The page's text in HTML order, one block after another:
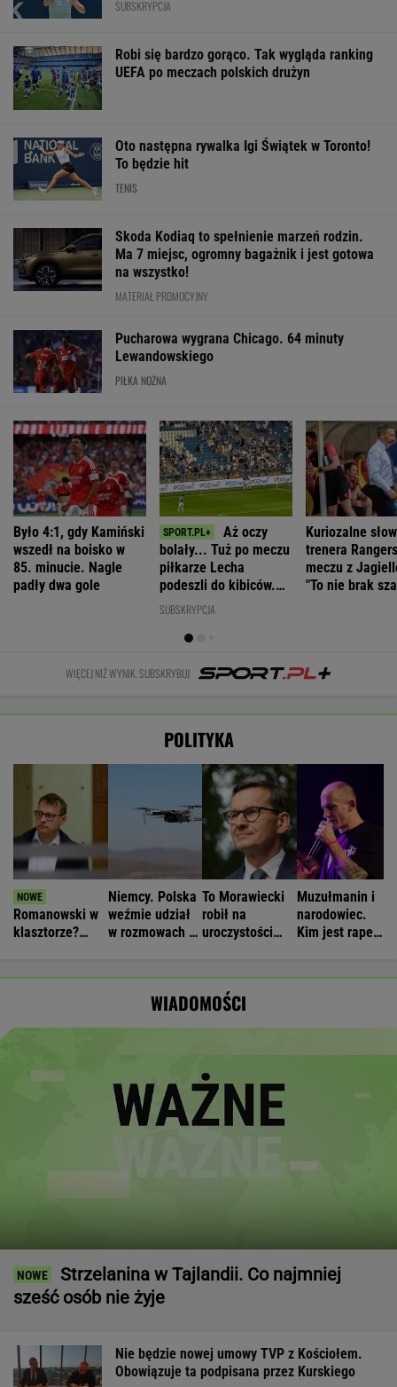
SUBSKRYPCJA
Robi się bardzo gorąco. Tak wygląda ranking
UEFA po meczach polskich drużyn
Oto następna rywalka Igi Świątek w Toronto!
To będzie hit
TENIS
Skoda Kodiaq to spełnienie marzeń rodzin.
Ma 7 miejsc, ogromny bagażnik i jest gotowa
na wszystko!
MATERIAŁ PROMOCYJNY
Pucharowa wygrana Chicago. 64 minuty
Lewandowskiego
PIŁKA NOŻNA
Było 4:1, gdy Kamiński
wszedł na boisko w
85. minucie. Nagle
padły dwa gole
Aż oczy
bolały... Tuż po meczu
piłkarze Lecha
podeszli do kibiców.
"Słuchajcie!"
SUBSKRYPCJA
Kuriozalne
trenera
meczu z
"To nie brak
WIĘCEJ NIŻ WYNIK. SUBSKRYBUJ
POLITYKA
Romanowski w
klasztorze?
Niemcy. Polska
weźmie udział
w rozmowach o
To Morawiecki
robił na
uroczystości
Muzułmanin i
narodowiec.
Kim jest raper,
WIADOMOŚCI
Strzelanina w Tajlandii. Co najmniej
sześć osób nie żyje
Nie będzie nowej umowy TVP z Kościołem.
Obowiązuje ta podpisana przez Kurskiego